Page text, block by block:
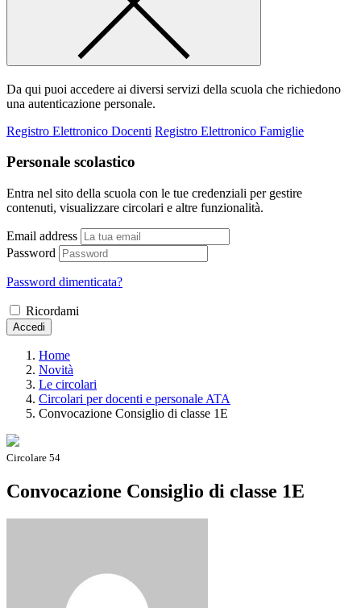
Da qui puoi accedere ai diversi servizi della scuola che richiedono
una autenticazione personale.
Registro Elettronico Docenti Registro Elettronico Famiglie
Personale scolastico
Entra nel sito della scuola con le tue credenziali per gestire
contenuti, visualizzare circolari e altre funzionalità.
Email address
Password
Password dimenticata?
Ricordami
Accedi
Home
Novità
Le circolari
Circolari per docenti e personale ATA
Convocazione Consiglio di classe 1E
Circolare 54
Convocazione Consiglio di classe 1E